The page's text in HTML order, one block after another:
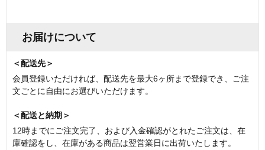
お届けについて
＜配送先＞
会員登録いただければ、配送先を最大6ヶ所まで登録でき、ご注
文ごとに自由にお選びいただけます。
＜配送と納期＞
12時までにご注文完了、および入金確認がとれたご注文は、在
庫確認をし、在庫がある商品は翌営業日に出荷いたします。